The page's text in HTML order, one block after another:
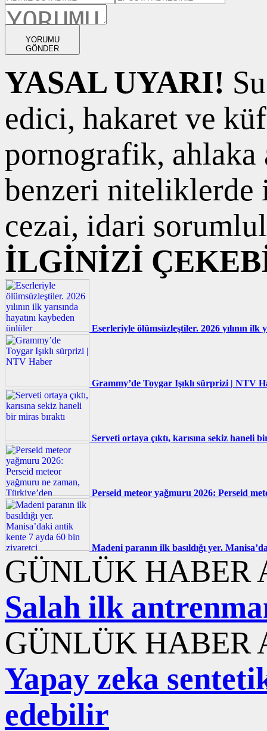
YORUMU
GÖNDER
YASAL UYARI!
edici, hakaret ve
pornografik, ahlaka
benzeri niteliklerde
cezai, idari
İLGİNİZİ
Eserleriyle ölümsüzleştiler. 2026 yılının ilk
Grammy’de Toygar Işıklı sürprizi | NTV
Serveti ortaya çıktı, karısına sekiz haneli
Perseid meteor yağmuru 2026: Perseid
Madeni paranın ilk basıldığı yer.
GÜNLÜK HABER
Salah ilk
GÜNLÜK HABER
Yapay zeka
edebilir